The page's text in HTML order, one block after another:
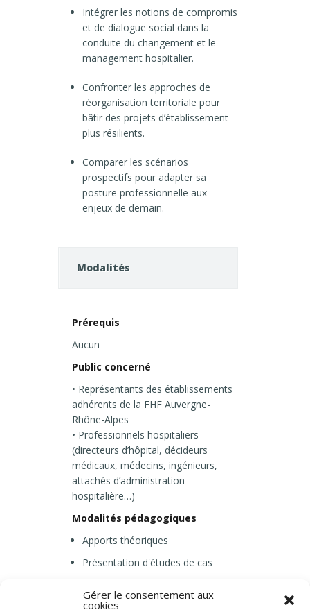
Gérer le consentement aux
cookies
Intégrer les notions de compromis
et de dialogue social dans la
conduite du changement et le
management hospitalier.
Confronter les approches de
réorganisation territoriale pour
bâtir des projets d’établissement
plus résilients.
Comparer les scénarios
prospectifs pour adapter sa
posture professionnelle aux
enjeux de demain.
Modalités
Prérequis
Aucun
Public concerné
• Représentants des établissements
adhérents de la FHF Auvergne-
Rhône-Alpes
• Professionnels hospitaliers
(directeurs d’hôpital, décideurs
médicaux, médecins, ingénieurs,
attachés d’administration
hospitalière…)
Modalités pédagogiques
Apports théoriques
Présentation d'études de cas
Sessions de questions-réponses